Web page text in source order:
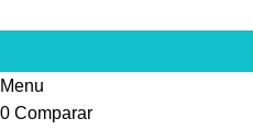
Menu
0 Comparar